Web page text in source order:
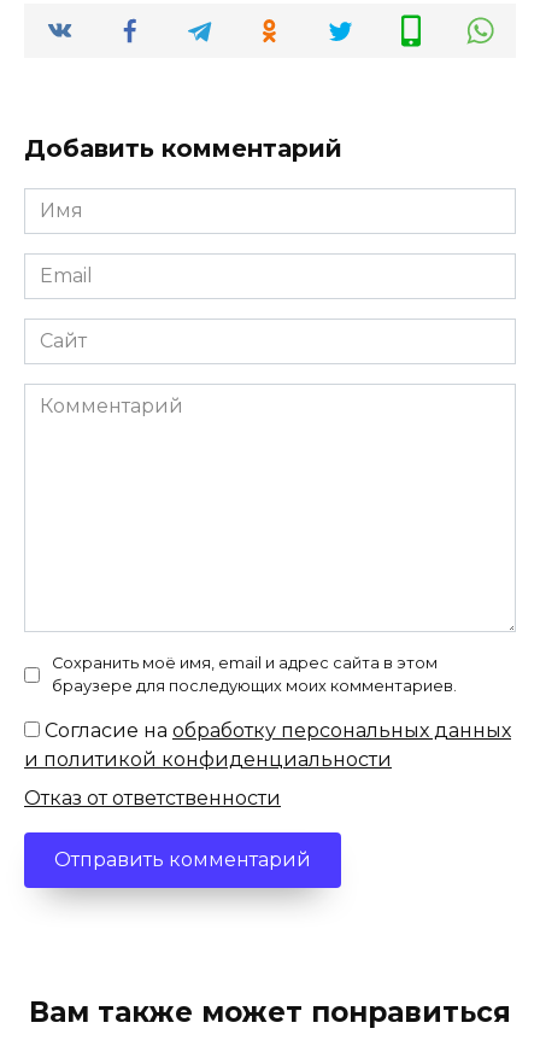
Добавить комментарий
Имя
*
Email
*
Сайт
Комментарий
Сохранить моё имя, email и адрес сайта в этом
браузере для последующих моих комментариев.
Согласие на обработку персональных данных
и политикой конфиденциальности
Отказ от ответственности
Вам также может понравиться